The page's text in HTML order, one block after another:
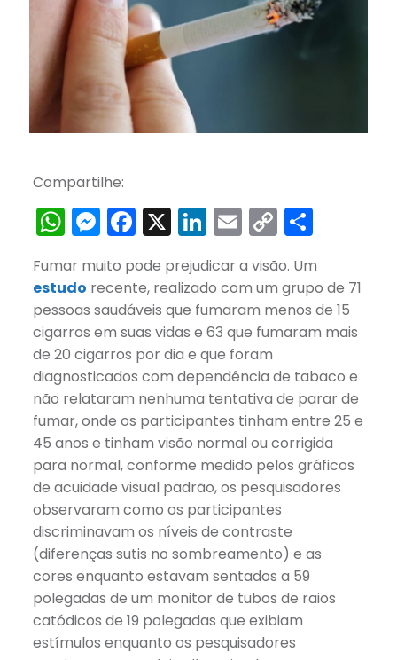
Compartilhe:
WhatsApp
Messenger
Facebook
X LinkedIn
Email
Copy
Link
Share
Fumar muito pode prejudicar a visão. Um
estudo recente, realizado com um grupo de 71
pessoas saudáveis ​​que fumaram menos de 15
cigarros em suas vidas e 63 que fumaram mais
de 20 cigarros por dia e que foram
diagnosticados com dependência de tabaco e
não relataram nenhuma tentativa de parar de
fumar, onde os participantes tinham entre 25 e
45 anos e tinham visão normal ou corrigida
para normal, conforme medido pelos gráficos
de acuidade visual padrão, os pesquisadores
observaram como os participantes
discriminavam os níveis de contraste
(diferenças sutis no sombreamento) e as
cores enquanto estavam sentados a 59
polegadas de um monitor de tubos de raios
catódicos de 19 polegadas que exibiam
estímulos enquanto os pesquisadores